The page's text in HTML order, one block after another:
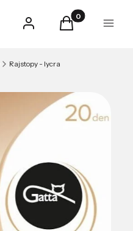
Zaloguj sięProdukty w
Koszyk Menu
Rajstopy - lycra